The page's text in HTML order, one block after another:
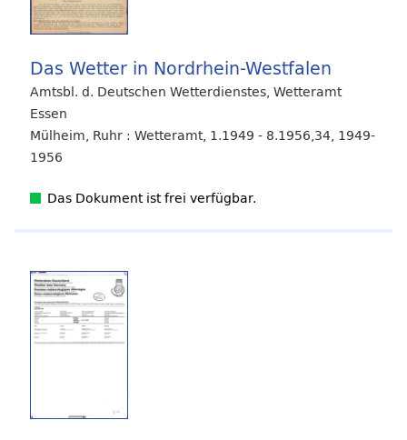
Das Dokument ist frei verfügbar.
Das Wetter in Nordrhein-Westfalen
Amtsbl. d. Deutschen Wetterdienstes, Wetteramt
Essen
Mülheim, Ruhr : Wetteramt, 1.1949 - 8.1956,34, 1949-
1956